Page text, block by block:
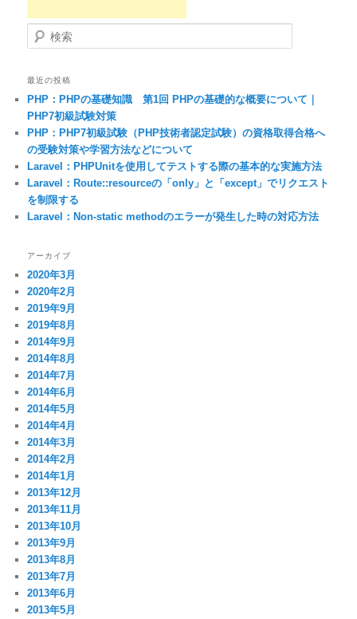
検索
最近の投稿
PHP：PHPの基礎知識 第1回 PHPの基礎的な概要について｜
PHP7初級試験対策
PHP：PHP7初級試験（PHP技術者認定試験）の資格取得合格へ
の受験対策や学習方法などについて
Laravel：PHPUnitを使用してテストする際の基本的な実施方法
Laravel：Route::resourceの「only」と「except」でリクエスト
を制限する
Laravel：Non-static methodのエラーが発生した時の対応方法
アーカイブ
2020年3月
2020年2月
2019年9月
2019年8月
2014年9月
2014年8月
2014年7月
2014年6月
2014年5月
2014年4月
2014年3月
2014年2月
2014年1月
2013年12月
2013年11月
2013年10月
2013年9月
2013年8月
2013年7月
2013年6月
2013年5月